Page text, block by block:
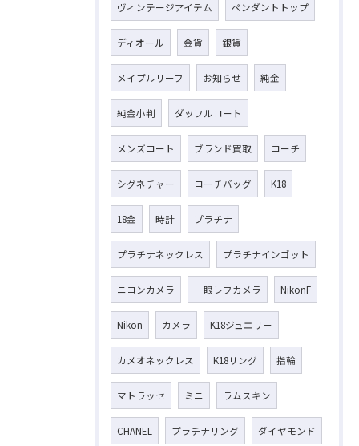
ヴィンテージアイテム ペンダントトップ
ディオール 金貨 銀貨
メイプルリーフ お知らせ 純金
純金小判 ダッフルコート
メンズコート ブランド買取 コーチ
シグネチャー コーチバッグ K18
18金 時計 プラチナ
プラチナネックレス プラチナインゴット
ニコンカメラ 一眼レフカメラ NikonF
Nikon カメラ K18ジュエリー
カメオネックレス K18リング 指輪
マトラッセ ミニ ラムスキン
CHANEL プラチナリング ダイヤモンド